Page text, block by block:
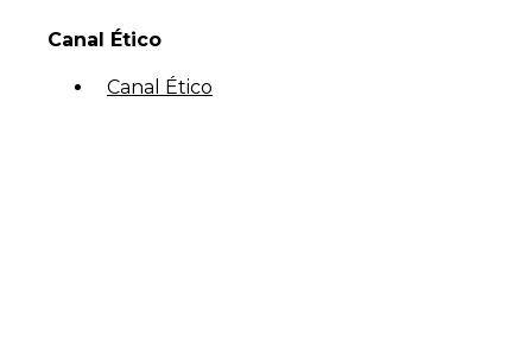
Canal Ético
Canal Ético